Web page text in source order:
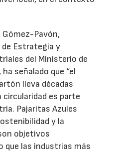
Gómez-Pavón,
Estrategia y
del Ministerio de
señalado que “el
lleva décadas
es parte
Pajaritas Azules
y la
objetivos
que las industrias más